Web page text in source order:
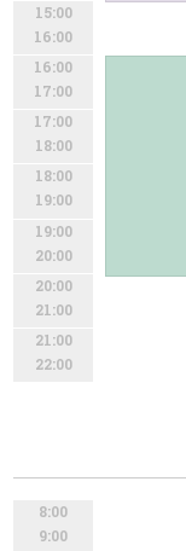
15:00
16:00
16:00
17:00
17:00
18:00
18:00
19:00
19:00
20:00
20:00
21:00
21:00
22:00
8:00
9:00